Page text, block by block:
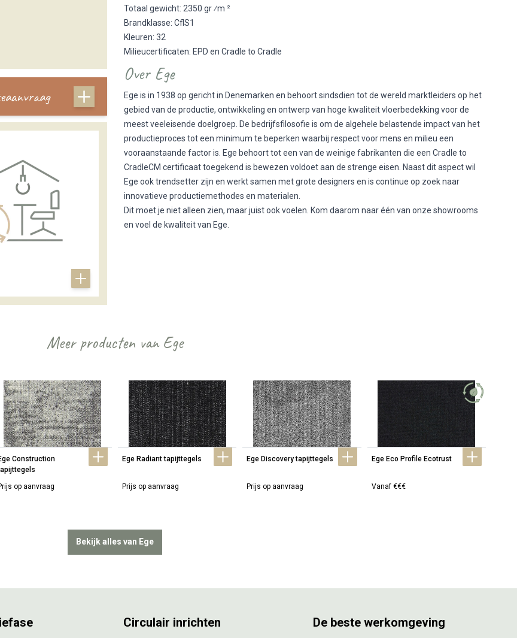
Totaal gewicht: 2350 gr ⁄m ²
Brandklasse: CflS1
Kleuren: 32
Milieucertificaten: EPD en Cradle to Cradle
Over Ege
Ege is in 1938 op gericht in Denemarken en behoort sindsdien tot de wereld marktleiders op het
gebied van de productie, ontwikkeling en ontwerp van hoge kwaliteit vloerbedekking voor de
meest veeleisende doelgroep. De bedrijfsfilosofie is om de algehele belastende impact van het
productieproces tot een minimum te beperken waarbij respect voor mens en milieu een
vooraanstaande factor is. Ege behoort tot een van de weinige fabrikanten die een Cradle to
CradleCM certificaat toegekend is bewezen voldoet aan de strenge eisen. Naast dit aspect wil
Ege ook trendsetter zijn en werkt samen met grote designers en is continue op zoek naar
innovatieve productiemethodes en materialen.
Dit moet je niet alleen zien, maar juist ook voelen. Kom daarom naar één van onze showrooms
en voel de kwaliteit van Ege.
Meer producten van Ege
Construction
op aanvraag
Ege Radiant tapijttegels
Prijs op aanvraag
Ege Discovery tapijttegels
Prijs op aanvraag
Ege Eco Profile Ecotrust
Vanaf €€€
Bekijk alles van Ege
Circulair inrichten De beste werkomgeving